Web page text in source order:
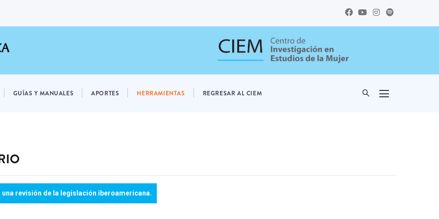
GUÍAS Y MANUALES APORTES HERRAMIENTAS REGRESAR AL CIEM
revisión de la legislación iberoamericana.